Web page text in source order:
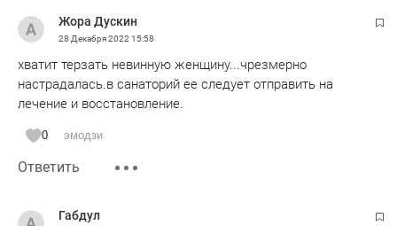
Жора Дускин
28 Декабря 2022 15:58
хватит терзать невинную женщину...чрезмерно
настрадалась.в санаторий ее следует отправить на
лечение и восстановление.
0 эмодзи
Ответить
Габдул